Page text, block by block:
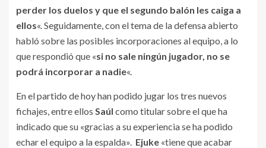
perder los duelos y que el segundo balón les caiga a
ellos«. Seguidamente, con el tema de la defensa abierto
habló sobre las posibles incorporaciones al equipo, a lo
que respondió que «si no sale ningún jugador, no se
podrá incorporar a nadie«.
En el partido de hoy han podido jugar los tres nuevos
fichajes, entre ellos Saúl como titular sobre el que ha
indicado que su «gracias a su experiencia se ha podido
echar el equipo a la espalda». Ejuke «tiene que acabar